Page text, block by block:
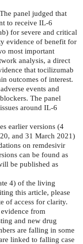
The panel judged that
to receive IL-6
for severe and critical
evidence of benefit for
most important
analysis, a direct
that tocilizumab
outcomes of interest.
events and
The panel
around IL-6
earlier versions (4
and 31 March 2021)
on remdesivir
can be found as
be published as
4) of the living
this article, please
of access for clarity.
from
and new drug
are falling in some
linked to falling case